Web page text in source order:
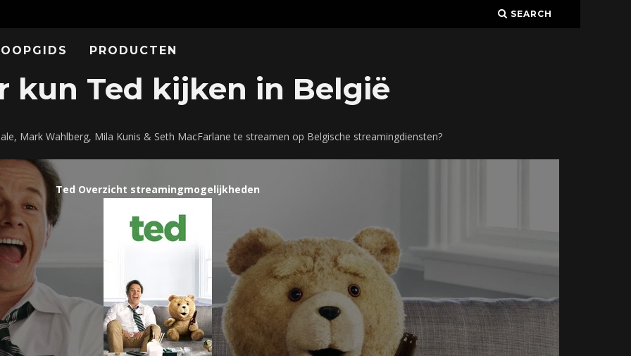
SEARCH
PRODUCTEN
kun Ted kijken in België
Mark Wahlberg, Mila Kunis & Seth MacFarlane te streamen op Belgische streamingdiensten?
Ted Overzicht streamingmogelijkheden